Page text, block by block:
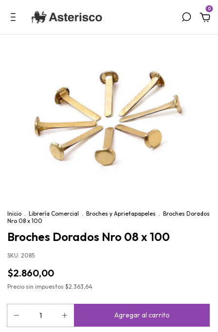
0
Inicio . Librería Comercial . Broches y Aprietapapeles . Broches Dorados
Nro 08 x 100
Broches Dorados Nro 08 x 100
SKU: 2085
$2.860,00
Precio sin impuestos $2.363,64